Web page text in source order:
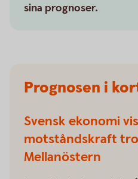
sina prognoser.
Prognosen i
Svensk ekonomi
motståndskraft
Mellanöstern